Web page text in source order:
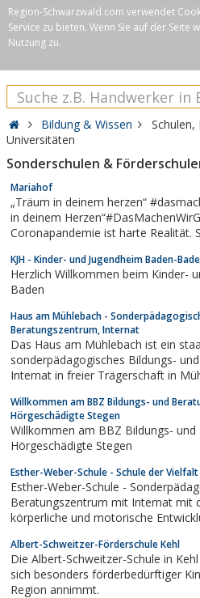
Region-Schwarzwald.com verwendet
Service zu bieten. Wenn Sie auf der Seite
Nutzung zu.
Bildung & Wissen
Schulen,
Universitäten
Sonderschulen &
Mariahof
„Träum in deinem herzen“
in deinem
Coronapandemie ist harte Realität.
das Coronavirus derzeit vor allem
Jugendlichen unmöglich.
KJH - Kinder- und Jugendheim Baden-
Herzlich Willkommen beim Kinder-
Baden
Haus am Mühlebach -
Beratungszentrum, Internat
Das Haus am Mühlebach ist ein
sonderpädagogisches Bildungs-
Internat in freier Trägerschaft in
Behinderung finden bei uns
Heimsonderschule im Landkreis
Willkommen am BBZ Bildungs- und
Hörgeschädigte Stegen
Willkommen am BBZ Bildungs-
Hörgeschädigte Stegen
Esther-Weber-Schule - Schule der Vielfalt
Esther-Weber-Schule -
Beratungszentrum mit Internat mit
körperliche und motorische
Albert-Schweitzer-Förderschule Kehl
Die Albert-Schweitzer-Schule in Kehl
sich besonders förderbedürftiger
Region annimmt.